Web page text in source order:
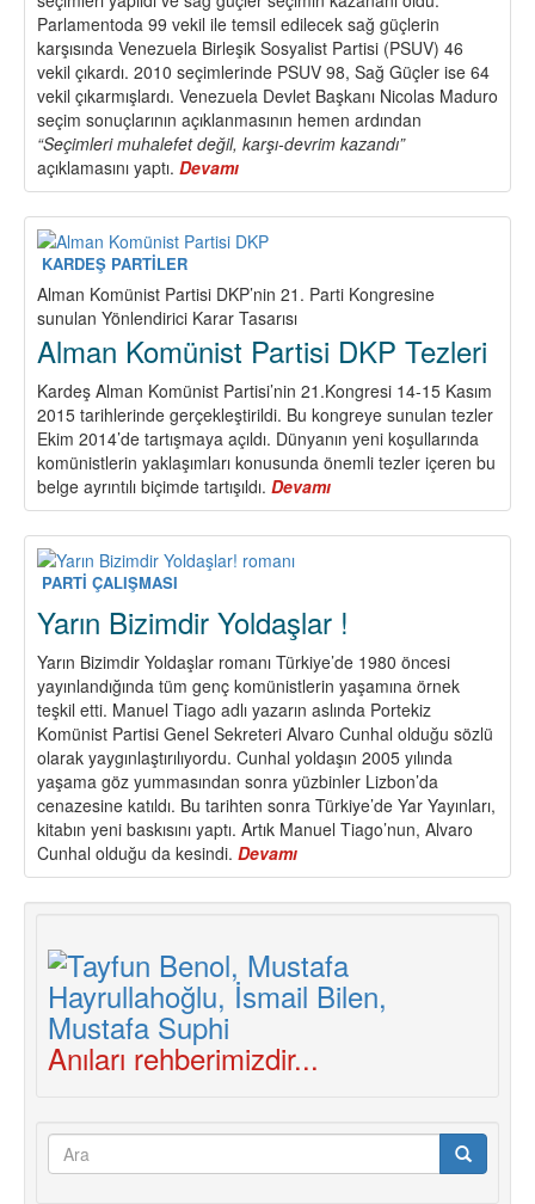
Parlamentoda 99 vekil ile temsil edilecek sağ güçlerin
karşısında Venezuela Birleşik Sosyalist Partisi (PSUV) 46
vekil çıkardı. 2010 seçimlerinde PSUV 98, Sağ Güçler ise 64
vekil çıkarmışlardı. Venezuela Devlet Başkanı Nicolas Maduro
seçim sonuçlarının açıklanmasının hemen ardından
“Seçimleri muhalefet değil, karşı-devrim kazandı”
açıklamasını yaptı. Devamı
Venezuela
Seçimleri
Üzerine
KARDEŞ PARTİLER
Alman Komünist Partisi DKP’nin 21. Parti Kongresine
sunulan Yönlendirici Karar Tasarısı
Alman Komünist Partisi DKP Tezleri
Kardeş Alman Komünist Partisi’nin 21.Kongresi 14-15 Kasım
2015 tarihlerinde gerçekleştirildi. Bu kongreye sunulan tezler
Ekim 2014’de tartışmaya açıldı. Dünyanın yeni koşullarında
komünistlerin yaklaşımları konusunda önemli tezler içeren bu
belge ayrıntılı biçimde tartışıldı. Devamı
Alman
Komünist
PARTİ ÇALIŞMASI
Yarın Bizimdir Yoldaşlar !
Yarın Bizimdir Yoldaşlar romanı Türkiye’de 1980 öncesi
yayınlandığında tüm genç komünistlerin yaşamına örnek
teşkil etti. Manuel Tiago adlı yazarın aslında Portekiz
Komünist Partisi Genel Sekreteri Alvaro Cunhal olduğu sözlü
olarak yaygınlaştırılıyordu. Cunhal yoldaşın 2005 yılında
yaşama göz yummasından sonra yüzbinler Lizbon’da
cenazesine katıldı. Bu tarihten sonra Türkiye’de Yar Yayınları,
kitabın yeni baskısını yaptı. Artık Manuel Tiago’nun, Alvaro
Cunhal olduğu da kesindi. Devamı
Yarın
Bizimdir
Anıları rehberimizdir...
Arama